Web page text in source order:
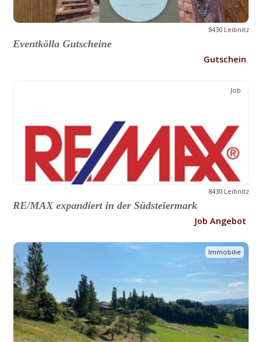
8430 Leibnitz
Eventkölla Gutscheine
Gutschein
Job
8430 Leibnitz
RE/MAX expandiert in der Südsteiermark
Job Angebot
Immobilie